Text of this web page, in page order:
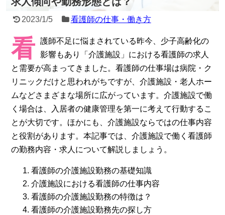
2023/1/5 看護師の仕事・働き方
看 護師不足に悩まされている昨今、少子高齢化の
影響もあり「介護施設」における看護師の求人
と需要が高まってきました。看護師の仕事場は病院・ク
リニックだけと思われがちですが、介護施設・老人ホー
ムなどさまざまな場所に広がっています。介護施設で働
く場合は、入居者の健康管理を第一に考えて行動するこ
とが大切です。ほかにも、介護施設ならではの仕事内容
と役割があります。本記事では、介護施設で働く看護師
の勤務内容・求人について解説しましょう。
看護師の介護施設勤務の基礎知識
介護施設における看護師の仕事内容
看護師の介護施設勤務の特徴は？
看護師の介護施設勤務先の探し方